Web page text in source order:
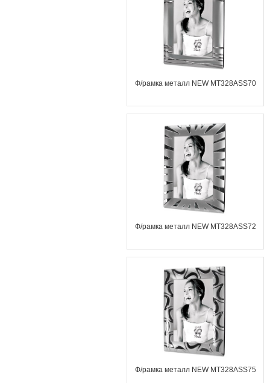
Ф/рамка металл NEW MT328ASS70
Ф/рамка металл NEW MT328ASS72
Ф/рамка металл NEW MT328ASS75